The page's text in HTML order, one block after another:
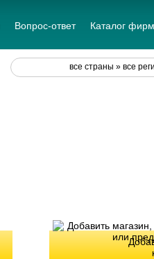
Вопрос-ответ Каталог фирм
все страны » все